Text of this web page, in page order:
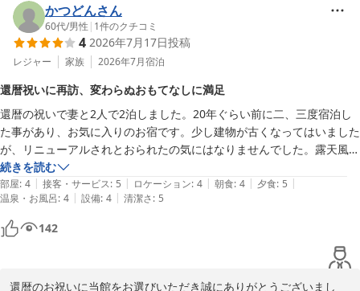
ございません。
状況を確認のうえ、スタッフ配置や提供のタイミング、清掃基準の
再徹底に努めてまいります。
貴重なご意見を賜りありがとうございました。
匠の宿 深山桜庵（共立リゾート）
2026-08-02
かつどんさん
60代/男性 | 1件のクチコミ
4 2026年7月17日投稿
レジャー 家族 2026年7月宿泊
還暦祝いに再訪、変わらぬおもてなしに満足
還暦の祝いで妻と2人で2泊しました。20年ぐらい前に二、三度宿泊し
た事があり、お気に入りのお宿です。少し建物が古くなってはいました
が、リニューアルされとおられたの気にはなりませんでした。露天風呂
も朝晩の食事も大変美味しく頂きました。また機会を見つけて宿泊して
みたいです。
続きを読む
部屋: 4 | 接客・サービス: 5 | ロケーション: 4 | 朝食: 4 | 夕食: 5 |
温泉・お風呂: 4 | 設備: 4 | 清潔さ: 5
142
還暦のお祝いに当館をお選びいただき誠にありがとうございまし